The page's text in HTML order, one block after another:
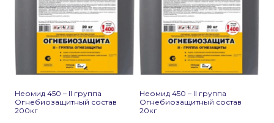
Неомид 450 – II группа
Огнебиозащитный состав
200кг
Неомид 450 – II группа
Огнебиозащитный состав
20кг